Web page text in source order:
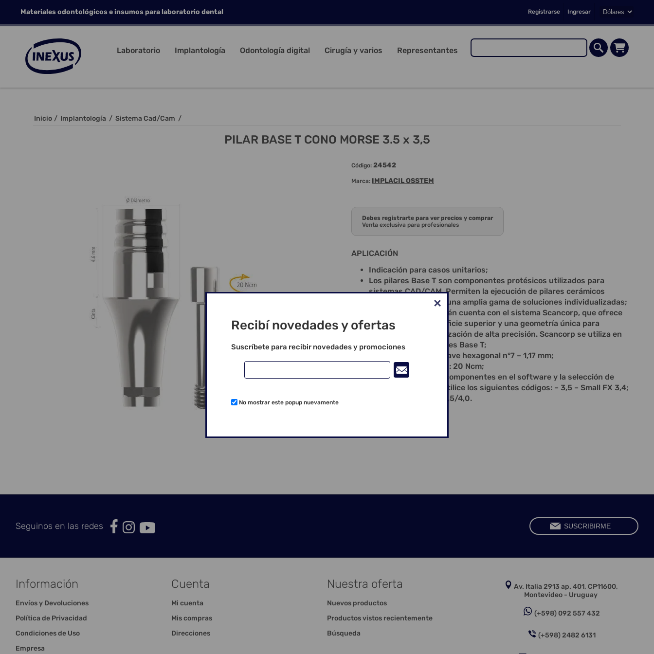
Registrarse Ingresar
Materiales odontológicos e insumos para laboratorio dental
Laboratorio Implantología Odontología digital Cirugía y varios Representantes
Inicio / Implantología / Sistema Cad/Cam /
PILAR BASE T CONO MORSE 3.5 x 3,5
Código: 24542
Marca: IMPLACIL OSSTEM
Debes registrarte para ver precios y comprar
Venta exclusiva para profesionales
APLICACIÓN
Indicación para casos unitarios;
Los pilares Base T son componentes protésicos utilizados para
sistemas CAD/CAM. Permiten la ejecución de pilares cerámicos
personalizados para una amplia gama de soluciones individualizadas;
La línea Base T también cuenta con el sistema Scancorp, que ofrece
una calidad de superficie superior y una geometría única para
resultados de digitalización de alta precisión. Scancorp se utiliza en
conjunto con los pilares Base T;
Instalación Base T: Llave hexagonal n°7 – 1,17 mm;
Torque de instalación: 20 Ncm;
Para la selección de componentes en el software y la selección de
bloques de trabajo, utilice los siguientes códigos: – 3,5 – Small FX 3,4;
– 4,0 – Large AT OS 3,5/4,0.
Seguinos en las redes
Información
Envíos y Devoluciones
Política de Privacidad
Condiciones de Uso
Empresa
Cuenta
Mi cuenta
Mis compras
Direcciones
Nuestra oferta
Nuevos productos
Productos vistos recientemente
Búsqueda
Av. Italia 2913 ap. 401, CP11600,
Montevideo - Uruguay
(+598) 092 557 432
(+598) 2482 6131
Recibí novedades y ofertas
Suscríbete para recibir novedades y promociones
No mostrar este popup nuevamente